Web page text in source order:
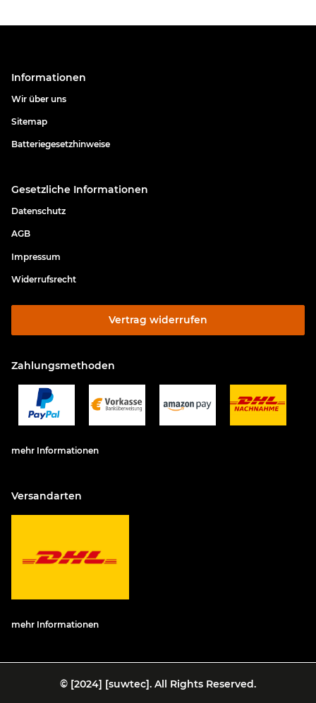
Informationen
Wir über uns
Sitemap
Batteriegesetzhinweise
Gesetzliche Informationen
Datenschutz
AGB
Impressum
Widerrufsrecht
Vertrag widerrufen
Zahlungsmethoden
mehr Informationen
Versandarten
mehr Informationen